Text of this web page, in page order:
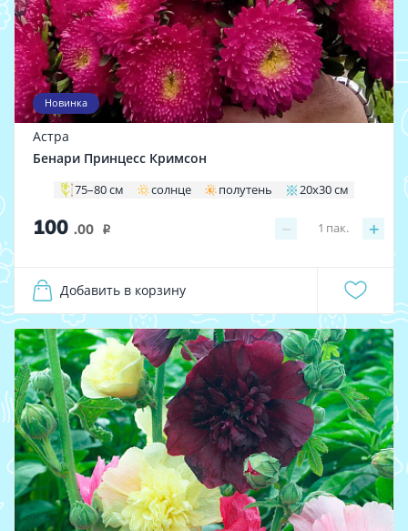
Новинка
Астра
Бенари Принцесс Кримсон
75–80 см солнце полутень 20x30 см
100 .00 i − +
1 пак.
Добавить в корзину